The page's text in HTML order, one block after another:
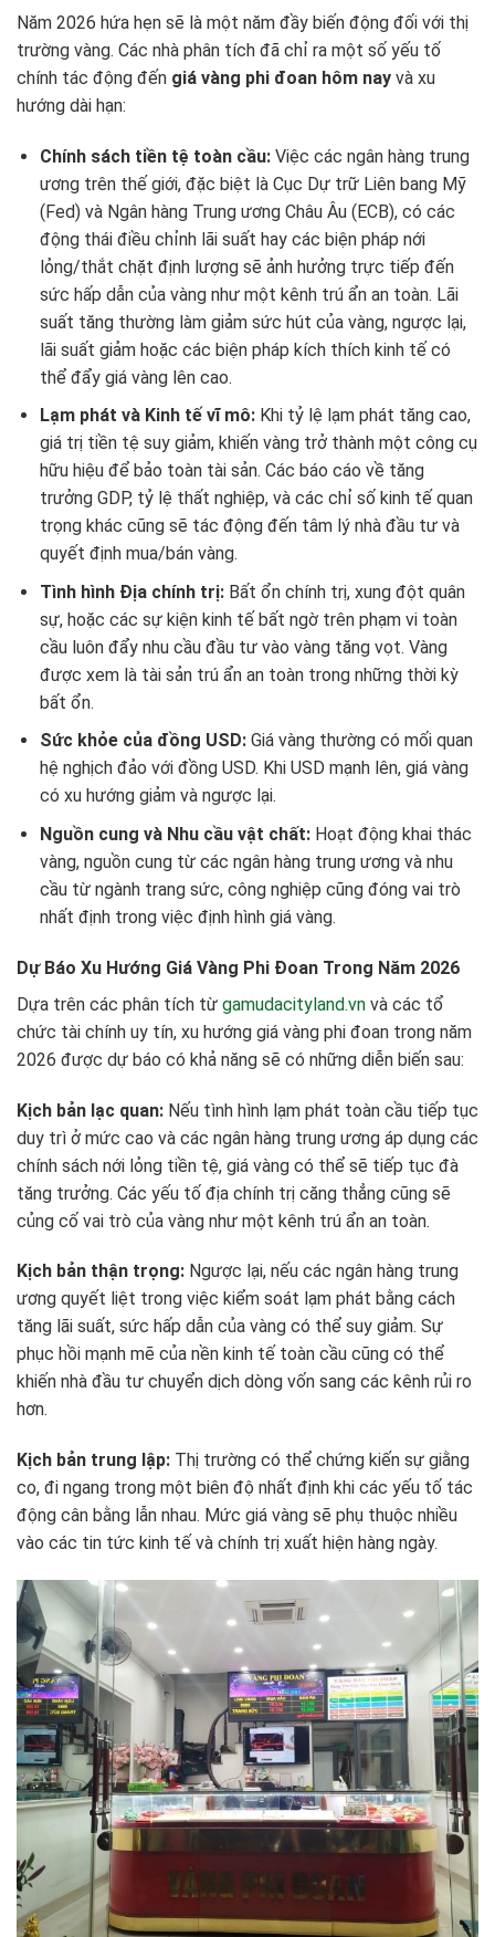
Năm 2026 hứa hẹn sẽ là một năm đầy biến động đối với thị
trường vàng. Các nhà phân tích đã chỉ ra một số yếu tố
chính tác động đến giá vàng phi đoan hôm nay và xu
hướng dài hạn:
Chính sách tiền tệ toàn cầu:Việc các ngân hàng trung
ương trên thế giới, đặc biệt là Cục Dự trữ Liên bang Mỹ
(Fed) và Ngân hàng Trung ương Châu Âu (ECB), có các
động thái điều chỉnh lãi suất hay các biện pháp nới
lỏng/thắt chặt định lượng sẽ ảnh hưởng trực tiếp đến
sức hấp dẫn của vàng như một kênh trú ẩn an toàn. Lãi
suất tăng thường làm giảm sức hút của vàng, ngược lại,
lãi suất giảm hoặc các biện pháp kích thích kinh tế có
thể đẩy giá vàng lên cao.
Lạm phát và Kinh tế vĩ mô:Khi tỷ lệ lạm phát tăng cao,
giá trị tiền tệ suy giảm, khiến vàng trở thành một công cụ
hữu hiệu để bảo toàn tài sản. Các báo cáo về tăng
trưởng GDP, tỷ lệ thất nghiệp, và các chỉ số kinh tế quan
trọng khác cũng sẽ tác động đến tâm lý nhà đầu tư và
quyết định mua/bán vàng.
Tình hình Địa chính trị:Bất ổn chính trị, xung đột quân
sự, hoặc các sự kiện kinh tế bất ngờ trên phạm vi toàn
cầu luôn đẩy nhu cầu đầu tư vào vàng tăng vọt. Vàng
được xem là tài sản trú ẩn an toàn trong những thời kỳ
bất ổn.
Sức khỏe của đồng USD:Giá vàng thường có mối quan
hệ nghịch đảo với đồng USD. Khi USD mạnh lên, giá vàng
có xu hướng giảm và ngược lại.
Nguồn cung và Nhu cầu vật chất:Hoạt động khai thác
vàng, nguồn cung từ các ngân hàng trung ương và nhu
cầu từ ngành trang sức, công nghiệp cũng đóng vai trò
nhất định trong việc định hình giá vàng.
Dự Báo Xu Hướng Giá Vàng Phi Đoan Trong Năm 2026
Dựa trên các phân tích từ gamudacityland.vn và các tổ
chức tài chính uy tín, xu hướng giá vàng phi đoan trong năm
2026 được dự báo có khả năng sẽ có những diễn biến sau:
Kịch bản lạc quan: Nếu tình hình lạm phát toàn cầu tiếp tục
duy trì ở mức cao và các ngân hàng trung ương áp dụng các
chính sách nới lỏng tiền tệ, giá vàng có thể sẽ tiếp tục đà
tăng trưởng. Các yếu tố địa chính trị căng thẳng cũng sẽ
củng cố vai trò của vàng như một kênh trú ẩn an toàn.
Kịch bản thận trọng: Ngược lại, nếu các ngân hàng trung
ương quyết liệt trong việc kiểm soát lạm phát bằng cách
tăng lãi suất, sức hấp dẫn của vàng có thể suy giảm. Sự
phục hồi mạnh mẽ của nền kinh tế toàn cầu cũng có thể
khiến nhà đầu tư chuyển dịch dòng vốn sang các kênh rủi ro
hơn.
Kịch bản trung lập: Thị trường có thể chứng kiến sự giằng
co, đi ngang trong một biên độ nhất định khi các yếu tố tác
động cân bằng lẫn nhau. Mức giá vàng sẽ phụ thuộc nhiều
vào các tin tức kinh tế và chính trị xuất hiện hàng ngày.